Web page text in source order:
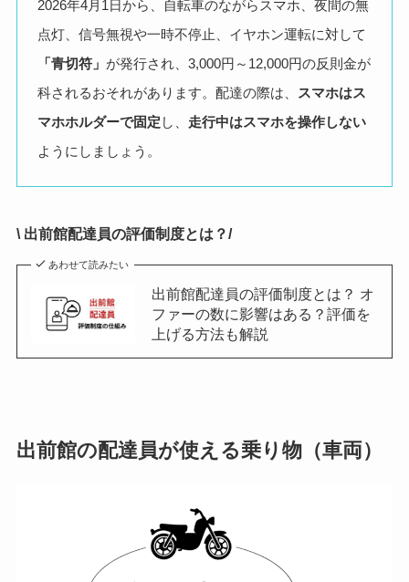
2026年4月1日から、自転車のながらスマホ、夜間の無
点灯、信号無視や一時不停止、イヤホン運転に対して
「青切符」 が発行され、3,000円～12,000円の反則金が
科されるおそれがあります。配達の際は、
スマホはス
マホホルダーで固定 し、 走行中はスマホを操作しない
ようにしましょう。
\ 出前館配達員の評価制度とは？/
あわせて読みたい
出前館配達員の評価制度とは？ オ
ファーの数に影響はある？評価を
上げる方法も解説
出前館の配達員が使える乗り物（車両）